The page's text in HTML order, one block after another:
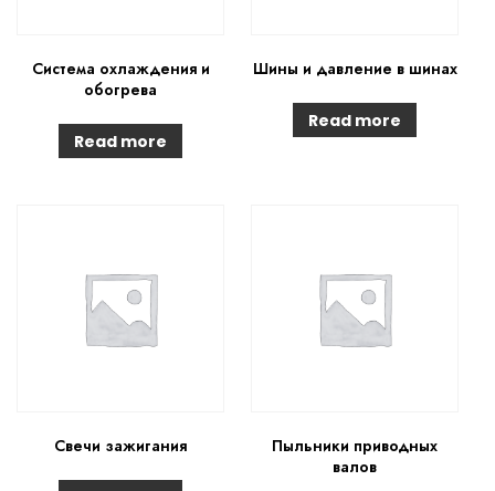
Система охлаждения и
обогрева
Read more
Шины и давление в шинах
Read more
Свечи зажигания
Пыльники приводных
валов